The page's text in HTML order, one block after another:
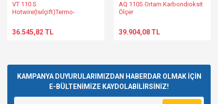
VT 110 S
Hotwire(Isılçift)Termo-
36.545,82 TL
AQ 110S Ortam Karbondioksit
Ölçer
39.904,08 TL
KAMPANYA DUYURULARIMIZDAN HABERDAR OLMAK İÇİN
E-BÜLTENİMİZE KAYDOLABİLİRSİNİZ!